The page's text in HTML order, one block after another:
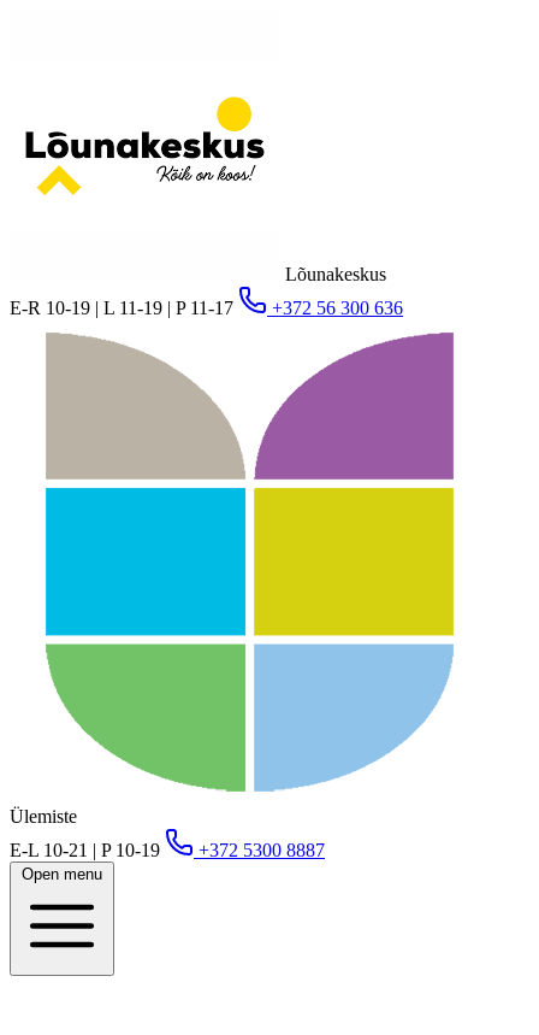
Lõunakeskus
E-R 10-19 | L 11-19 | P 11-17
+372 56 300 636
Ülemiste
E-L 10-21 | P 10-19
+372 5300 8887
Open menu